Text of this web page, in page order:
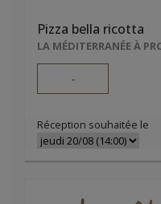
Pizza bella ricotta
-
Réception souhaitée le